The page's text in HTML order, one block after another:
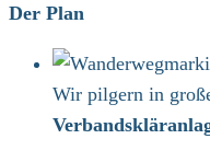
Der Plan
Wir pilgern in